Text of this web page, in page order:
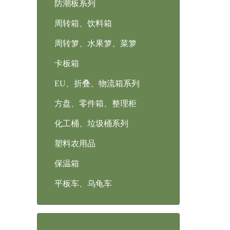
防潮板系列
周转箱、饮料箱
周转箩、水果箩、菜箩
卡板箱
EU、折叠、物流箱系列
方盘、零件箱、整理柜
化工桶、垃圾桶系列
塑料农用品
保温箱
平板车、乌龟车